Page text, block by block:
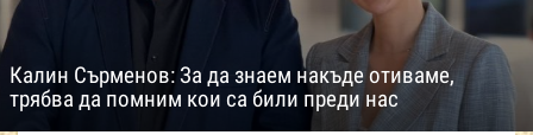
Калин Сърменов: За да знаем накъде отиваме,
трябва да помним кои са били преди нас